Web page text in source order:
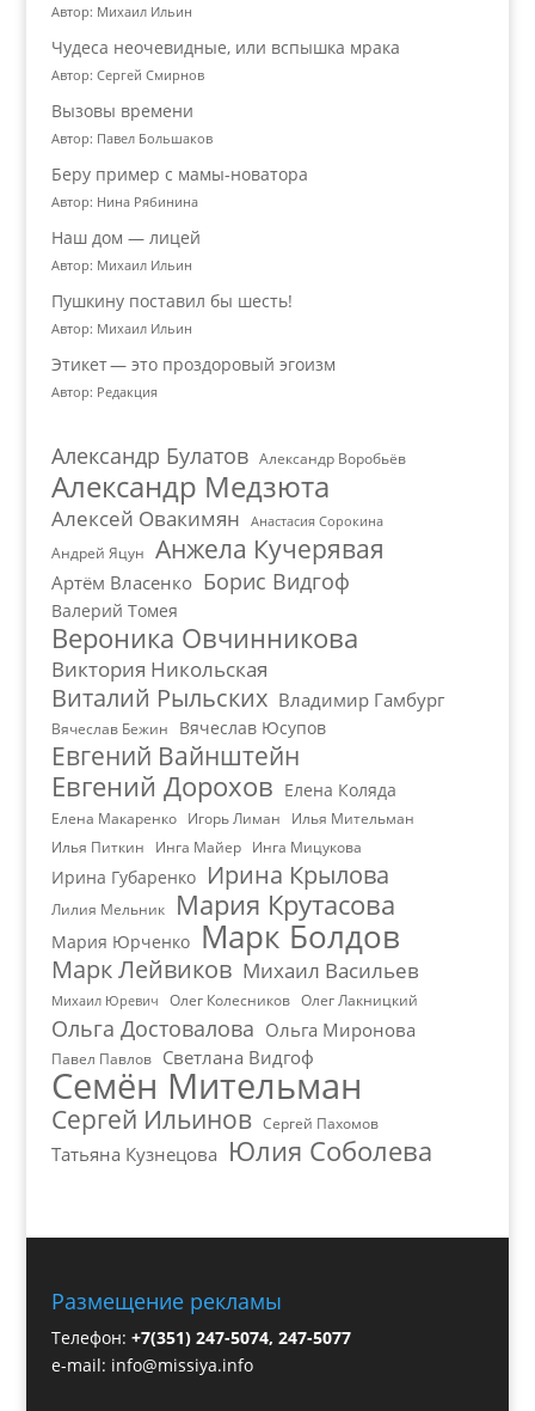
Автор: Михаил Ильин
Чудеса неочевидные, или вспышка мрака
Автор: Сергей Смирнов
Вызовы времени
Автор: Павел Большаков
Беру пример с мамы-новатора
Автор: Нина Рябинина
Наш дом — лицей
Автор: Михаил Ильин
Пушкину поставил бы шесть!
Автор: Михаил Ильин
Этикет — это проздоровый эгоизм
Автор: Редакция
Александр Булатов Александр Воробьёв
Александр Медзюта
Алексей Овакимян Анастасия Сорокина
Андрей Яцун Анжела Кучерявая
Артём Власенко Борис Видгоф
Валерий Томея
Вероника Овчинникова
Виктория Никольская
Виталий Рыльских Владимир Гамбург
Вячеслав Бежин Вячеслав Юсупов
Евгений Вайнштейн
Евгений Дорохов Елена Коляда
Елена Макаренко Игорь Лиман
Илья Мительман
Илья Питкин
Инга Майер Инга Мицукова
Ирина Губаренко Ирина Крылова
Лилия Мельник Мария Крутасова
Мария Юрченко Марк Болдов
Марк Лейвиков Михаил Васильев
Михаил Юревич Олег Колесников Олег Лакницкий
Ольга Достовалова Ольга Миронова
Павел Павлов Светлана Видгоф
Семён Мительман
Сергей Ильинов Сергей Пахомов
Татьяна Кузнецова Юлия Соболева
Размещение рекламы
Телефон: +7(351) 247-5074, 247-5077
e-mail: info@missiya.info